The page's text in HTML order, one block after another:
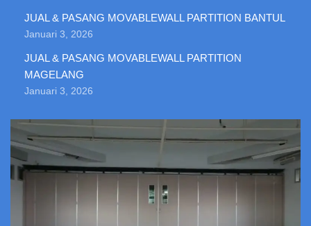
JUAL & PASANG MOVABLEWALL PARTITION BANTUL
Januari 3, 2026
JUAL & PASANG MOVABLEWALL PARTITION
MAGELANG
Januari 3, 2026